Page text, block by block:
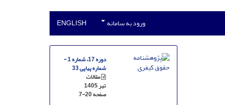
ورود به سامانه ENGLISH
دوره 17، شماره 1 -
شماره پیاپی 33
مقالات
تیر 1405
صفحه7-20